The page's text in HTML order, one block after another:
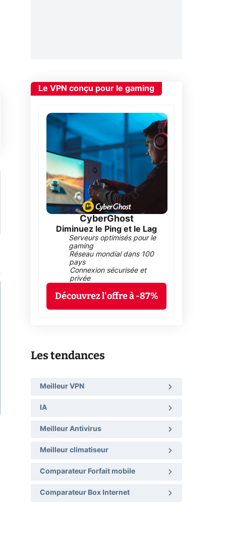
Le VPN conçu pour le gaming
CyberGhost
Diminuez le Ping et le Lag
Serveurs optimisés pour le
gaming
Réseau mondial dans 100
pays
Connexion sécurisée et
privée
Découvrez l'offre à -87%
Les tendances
Meilleur VPN
IA
Meilleur Antivirus
Meilleur climatiseur
Comparateur Forfait mobile
Comparateur Box Internet